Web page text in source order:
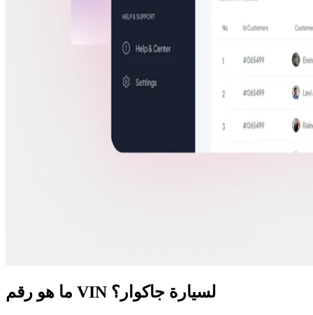
ما هو رقم VIN لسيارة جاكوار؟